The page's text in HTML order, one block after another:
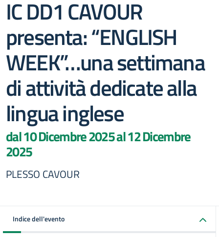
IC DD1 CAVOUR
presenta: “ENGLISH
WEEK”…una settimana
di attività dedicate alla
lingua inglese
dal 10 Dicembre 2025 al 12 Dicembre
2025
PLESSO CAVOUR
Indice dell'evento